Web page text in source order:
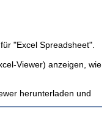
"Excel Spreadsheet".
Viewer) anzeigen, wie
herunterladen und